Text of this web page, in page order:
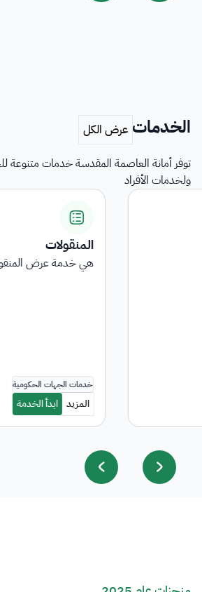
الخدمات
توفر أمانة العاصمة المقدسة خدمات متنوعة
ولخدمات الأفراد
هي خدمة عرض المنقولات المرجعة على